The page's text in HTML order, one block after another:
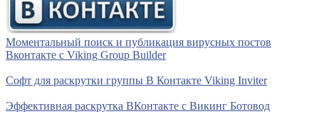
Моментальный поиск и публикация вирусных постов
Вконтакте с Viking Group Builder
Софт для раскрутки группы В Контакте Viking Inviter
Эффективная раскрутка ВКонтакте с Викинг Ботовод